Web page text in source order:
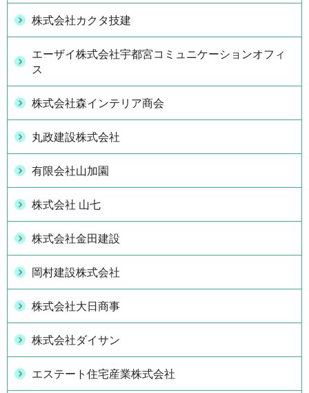
株式会社カクタ技建
エーザイ株式会社宇都宮コミュニケーションオフィ
ス
株式会社森インテリア商会
丸政建設株式会社
有限会社山加園
株式会社 山七
株式会社金田建設
岡村建設株式会社
株式会社大日商事
株式会社ダイサン
エステート住宅産業株式会社